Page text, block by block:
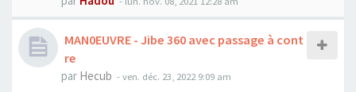
MAN0EUVRE - Jibe 360 avec passage à cont
re
par Hecub -ven. déc. 23, 2022 9:09 am